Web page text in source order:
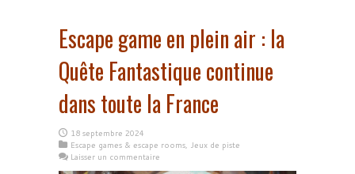
Escape game en plein air : la
Quête Fantastique continue
dans toute la France
18 septembre 2024
Escape games & escape rooms, Jeux de piste
Laisser un commentaire